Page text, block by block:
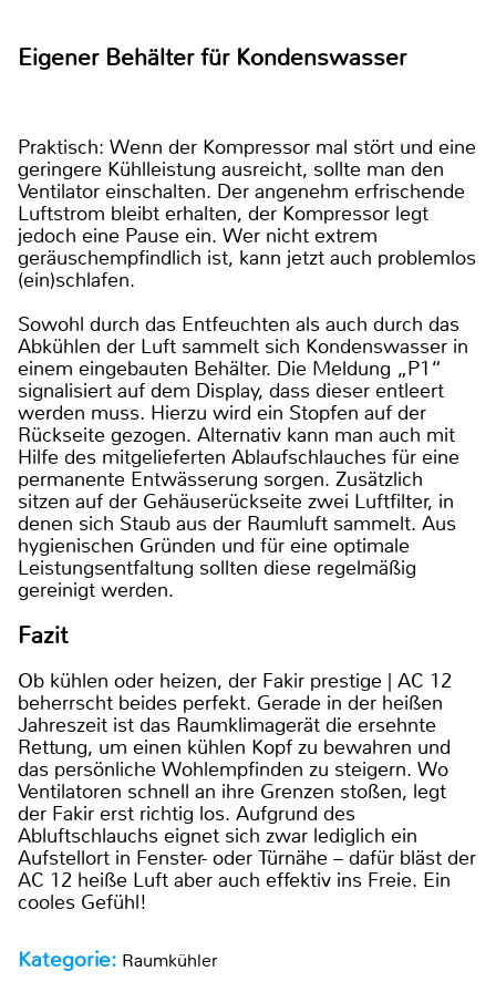
Eigener Behälter für Kondenswasser
Praktisch: Wenn der Kompressor mal stört und eine
geringere Kühlleistung ausreicht, sollte man den
Ventilator einschalten. Der angenehm erfrischende
Luftstrom bleibt erhalten, der Kompressor legt
jedoch eine Pause ein. Wer nicht extrem
geräuschempfindlich ist, kann jetzt auch problemlos
(ein)schlafen.
Sowohl durch das Entfeuchten als auch durch das
Abkühlen der Luft sammelt sich Kondenswasser in
einem eingebauten Behälter. Die Meldung „P1“
signalisiert auf dem Display, dass dieser entleert
werden muss. Hierzu wird ein Stopfen auf der
Rückseite gezogen. Alternativ kann man auch mit
Hilfe des mitgelieferten Ablaufschlauches für eine
permanente Entwässerung sorgen. Zusätzlich
sitzen auf der Gehäuserückseite zwei Luftfilter, in
denen sich Staub aus der Raumluft sammelt. Aus
hygienischen Gründen und für eine optimale
Leistungsentfaltung sollten diese regelmäßig
gereinigt werden.
Fazit
Ob kühlen oder heizen, der Fakir prestige | AC 12
beherrscht beides perfekt. Gerade in der heißen
Jahreszeit ist das Raumklimagerät die ersehnte
Rettung, um einen kühlen Kopf zu bewahren und
das persönliche Wohlempfinden zu steigern. Wo
Ventilatoren schnell an ihre Grenzen stoßen, legt
der Fakir erst richtig los. Aufgrund des
Abluftschlauchs eignet sich zwar lediglich ein
Aufstellort in Fenster- oder Türnähe – dafür bläst der
AC 12 heiße Luft aber auch effektiv ins Freie. Ein
cooles Gefühl!
Kategorie: Raumkühler